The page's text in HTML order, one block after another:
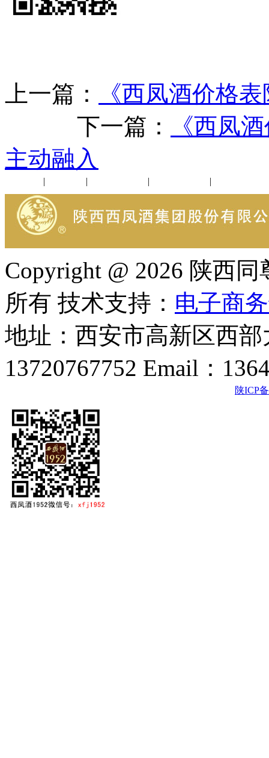
上一篇：
《西凤酒价格
下一篇：
《西凤
主动融入
| | | |
Copyright @ 2026 陕西
所有 技术支持： 电子商
地址：西安市高新区西
13720767752 Email：
陕ICP